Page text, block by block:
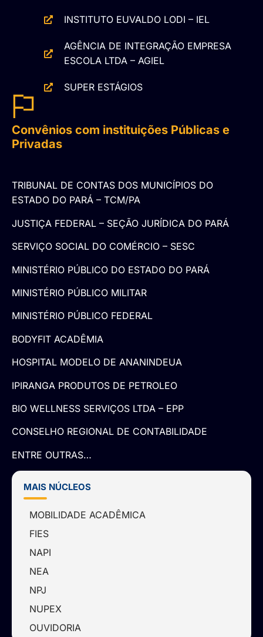
INSTITUTO EUVALDO LODI – IEL
AGÊNCIA DE INTEGRAÇÃO EMPRESA
ESCOLA LTDA – AGIEL
SUPER ESTÁGIOS
Convênios com instituições Públicas e
Privadas
TRIBUNAL DE CONTAS DOS MUNICÍPIOS DO
ESTADO DO PARÁ – TCM/PA
JUSTIÇA FEDERAL – SEÇÃO JURÍDICA DO PARÁ
SERVIÇO SOCIAL DO COMÉRCIO – SESC
MINISTÉRIO PÚBLICO DO ESTADO DO PARÁ
MINISTÉRIO PÚBLICO MILITAR
MINISTÉRIO PÚBLICO FEDERAL
BODYFIT ACADÊMIA
HOSPITAL MODELO DE ANANINDEUA
IPIRANGA PRODUTOS DE PETROLEO
BIO WELLNESS SERVIÇOS LTDA – EPP
CONSELHO REGIONAL DE CONTABILIDADE
ENTRE OUTRAS…
MAIS NÚCLEOS
MOBILIDADE ACADÊMICA
FIES
NAPI
NEA
NPJ
NUPEX
OUVIDORIA